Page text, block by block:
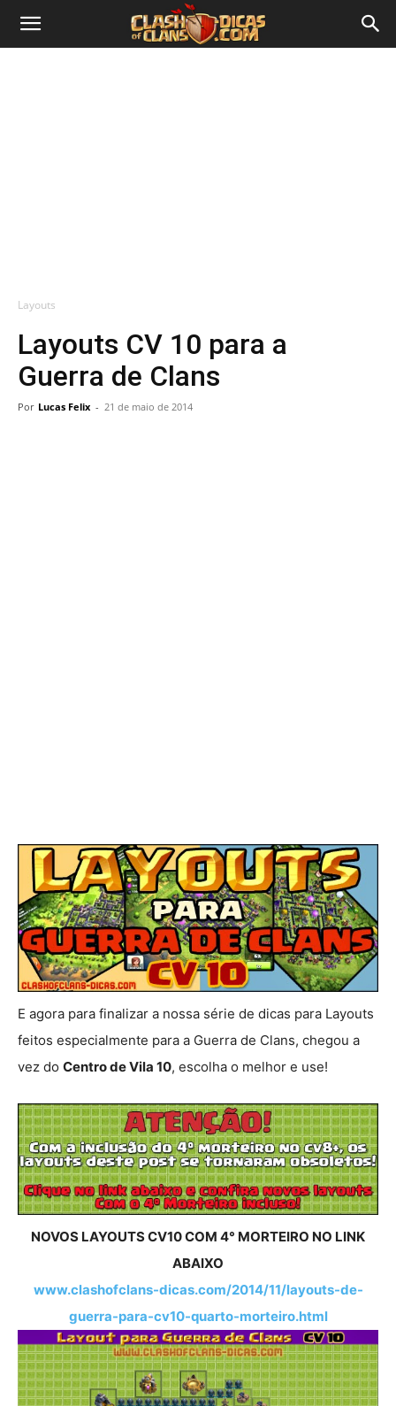
Layouts
Layouts CV 10 para a
Guerra de Clans
Por Lucas Felix - 21 de maio de 2014
E agora para finalizar a nossa série de dicas para Layouts
feitos especialmente para a Guerra de Clans, chegou a
vez do Centro de Vila 10, escolha o melhor e use!
NOVOS LAYOUTS CV10 COM 4° MORTEIRO NO LINK
ABAIXO
www.clashofclans-dicas.com/2014/11/layouts-de-
guerra-para-cv10-quarto-morteiro.html